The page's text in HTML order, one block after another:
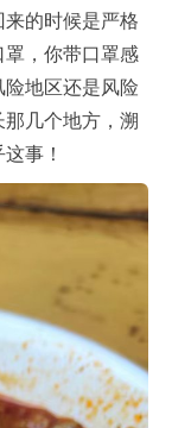
的时候是严格
罩，你带口罩感
地区还是风险
几个地方，溯
事！